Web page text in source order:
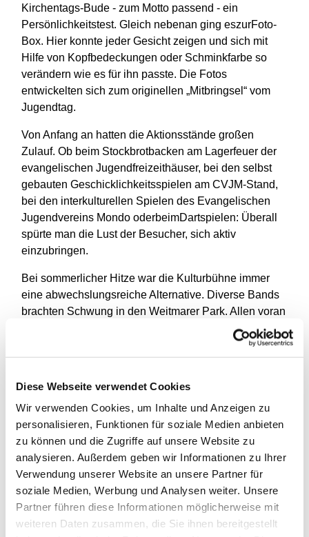
Diese Webseite verwendet Cookies
Wir verwenden Cookies, um Inhalte und Anzeigen zu
personalisieren, Funktionen für soziale Medien anbieten
zu können und die Zugriffe auf unsere Website zu
analysieren. Außerdem geben wir Informationen zu Ihrer
Verwendung unserer Website an unsere Partner für
soziale Medien, Werbung und Analysen weiter. Unsere
Partner führen diese Informationen möglicherweise mit
weiteren Daten zusammen, die Sie ihnen bereitgestellt
Kirchentags-Bude - zum Motto passend - ein
Persönlichkeitstest. Gleich nebenan ging eszurFoto-
Box. Hier konnte jeder Gesicht zeigen und sich mit
Hilfe von Kopfbedeckungen oder Schminkfarbe so
verändern wie es für ihn passte. Die Fotos
entwickelten sich zum originellen „Mitbringsel“ vom
Jugendtag.
Von Anfang an hatten die Aktionsstände großen
Zulauf. Ob beim Stockbrotbacken am Lagerfeuer der
evangelischen Jugendfreizeithäuser, bei den selbst
gebauten Geschicklichkeitsspielen am CVJM-Stand,
bei den interkulturellen Spielen des Evangelischen
Jugendvereins Mondo oderbeimDartspielen: Überall
spürte man die Lust der Besucher, sich aktiv
einzubringen.
Bei sommerlicher Hitze war die Kulturbühne immer
eine abwechslungsreiche Alternative. Diverse Bands
brachten Schwung in den Weitmarer Park. Allen voran
arctii.dezum Auftakt, dann die EKS-Band und DocG
aus Harpen mit eingängigen eigenen oder gecoverten
Songs.
Zwischendurch ließen nachdenkenswerte Beiträge
aufhorchen: Die vier Slamer von der Erich Kästner-
Schule zeigten Kante gegen Rassismus und
Ausbeutung unseres Planeten. Ein Europa-Projekt
„Demokratie leben“ war der Anlass für die Schüler,
sich selbst mit ihren politischen Visionen
einzubringen. Eine Tanzeinlage der Ten Singer vom
CVJM Bochum rundete das Bühnenprogramm ab.